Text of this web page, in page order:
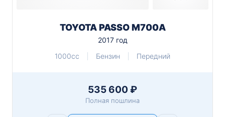
TOYOTA PASSO M700A
2017 год
1000cc
Бензин Передний
535 600 ₽
Полная пошлина